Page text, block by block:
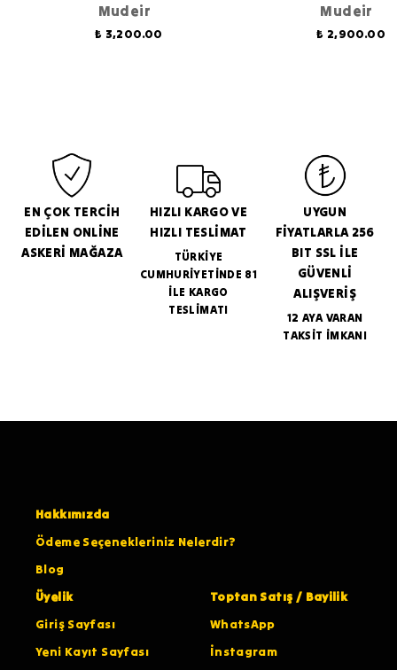
Mudeir
₺ 3,200.00
Mudeir
₺ 2,900.00
EN ÇOK TERCİH
EDİLEN ONLİNE
ASKERİ MAĞAZA
HIZLI KARGO VE
HIZLI TESLİMAT
TÜRKİYE
CUMHURİYETİNDE 81
İLE KARGO
TESLİMATI
UYGUN
FİYATLARLA 256
BIT SSL İLE
GÜVENLİ
ALIŞVERİŞ
12 AYA VARAN
TAKSİT İMKANI
Hakkımızda
Ödeme Seçenekleriniz Nelerdir?
Blog
Üyelik
Giriş Sayfası
Yeni Kayıt Sayfası
Toptan Satış / Bayilik
WhatsApp
İnstagram